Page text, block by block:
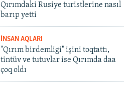
Qırımdaki Rusiye turistlerine nasıl
barıp yetti
İNSAN AQLARI
"Qırım birdemligi" işini toqtattı,
tintüv ve tutuvlar ise Qırımda daa
çoq oldı